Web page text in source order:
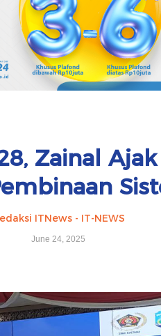
Zainal
ITNews - IT-NEWS
June 24, 2025